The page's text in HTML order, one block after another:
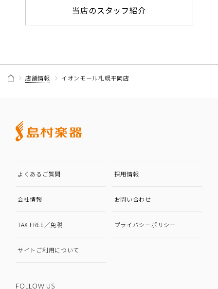
当店のスタッフ紹介
店舗情報 イオンモール札幌平岡店
よくあるご質問 採用情報
会社情報 お問い合わせ
TAX FREE／免税 プライバシーポリシー
サイトご利用について
FOLLOW US